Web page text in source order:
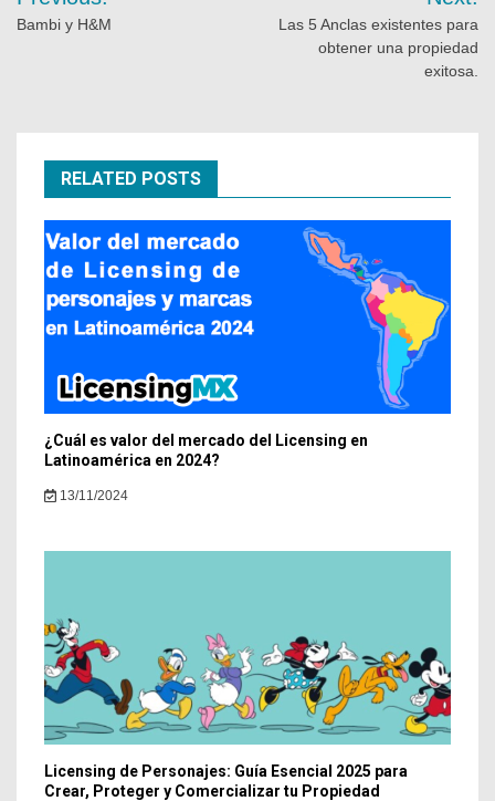
Bambi y H&M
Las 5 Anclas existentes para
obtener una propiedad
exitosa.
RELATED POSTS
¿Cuál es valor del mercado del Licensing en
Latinoamérica en 2024?
13/11/2024
Licensing de Personajes: Guía Esencial 2025 para
Crear, Proteger y Comercializar tu Propiedad